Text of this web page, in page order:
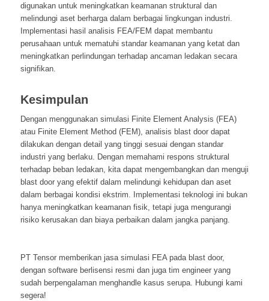
digunakan untuk meningkatkan keamanan struktural dan
melindungi aset berharga dalam berbagai lingkungan industri.
Implementasi hasil analisis FEA/FEM dapat membantu
perusahaan untuk mematuhi standar keamanan yang ketat dan
meningkatkan perlindungan terhadap ancaman ledakan secara
signifikan.
Kesimpulan
Dengan menggunakan simulasi Finite Element Analysis (FEA)
atau Finite Element Method (FEM), analisis blast door dapat
dilakukan dengan detail yang tinggi sesuai dengan standar
industri yang berlaku. Dengan memahami respons struktural
terhadap beban ledakan, kita dapat mengembangkan dan menguji
blast door yang efektif dalam melindungi kehidupan dan aset
dalam berbagai kondisi ekstrim. Implementasi teknologi ini bukan
hanya meningkatkan keamanan fisik, tetapi juga mengurangi
risiko kerusakan dan biaya perbaikan dalam jangka panjang.
PT Tensor memberikan jasa simulasi FEA pada blast door,
dengan software berlisensi resmi dan juga tim engineer yang
sudah berpengalaman menghandle kasus serupa. Hubungi kami
segera!